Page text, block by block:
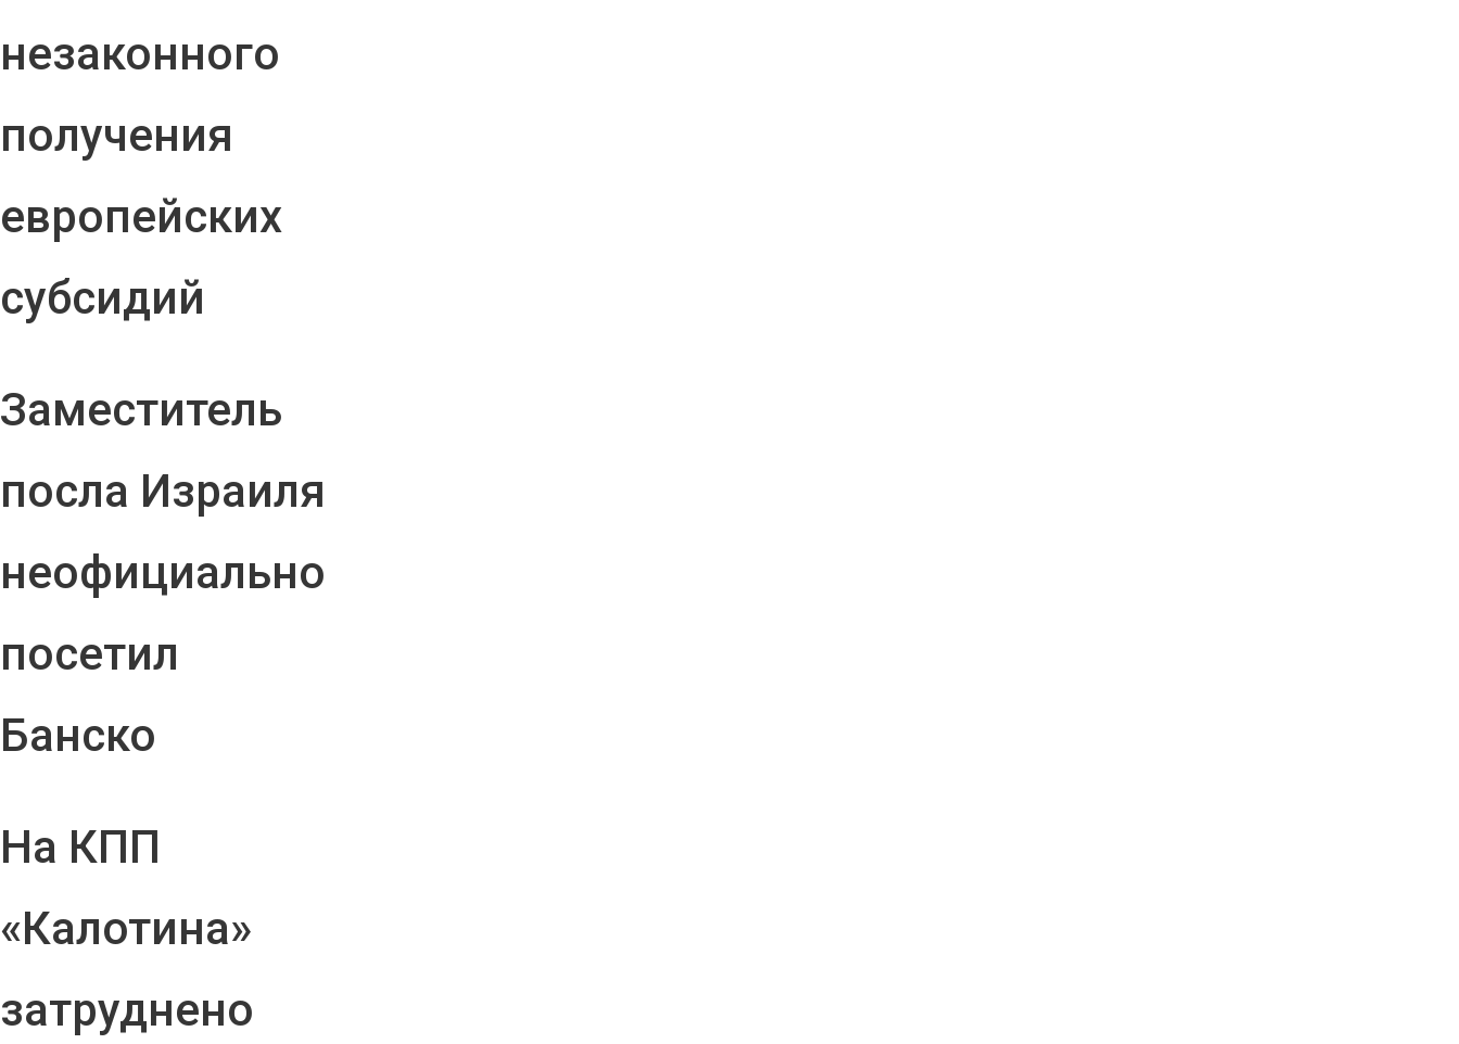
незаконного
получения
европейских
субсидий
Заместитель
посла Израиля
неофициально
посетил
Банско
На КПП
«Калотина»
затруднено